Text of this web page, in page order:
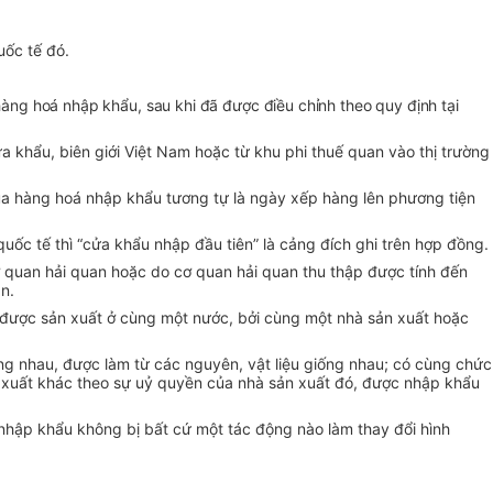
tế đó.
hoá nhập khẩu, sau khi đã được điều chỉnh theo quy định tại
khẩu, biên giới Việt Nam hoặc từ khu phi thuế quan vào thị trường
hàng hoá nhập khẩu tương tự là ngày xếp hàng lên phương tiện
tế thì “cửa khẩu nhập đầu tiên” là cảng đích ghi trên hợp đồng.
hải quan hoặc do cơ quan hải quan thu thập được tính đến
sản xuất ở cùng một nước, bởi cùng một nhà sản xuất hoặc
nhau, được làm từ các nguyên, vật liệu giống nhau; có cùng chức
khác theo sự uỷ quyền của nhà sản xuất đó, được nhập khẩu
khẩu không bị bất cứ một tác động nào làm thay đổi hình